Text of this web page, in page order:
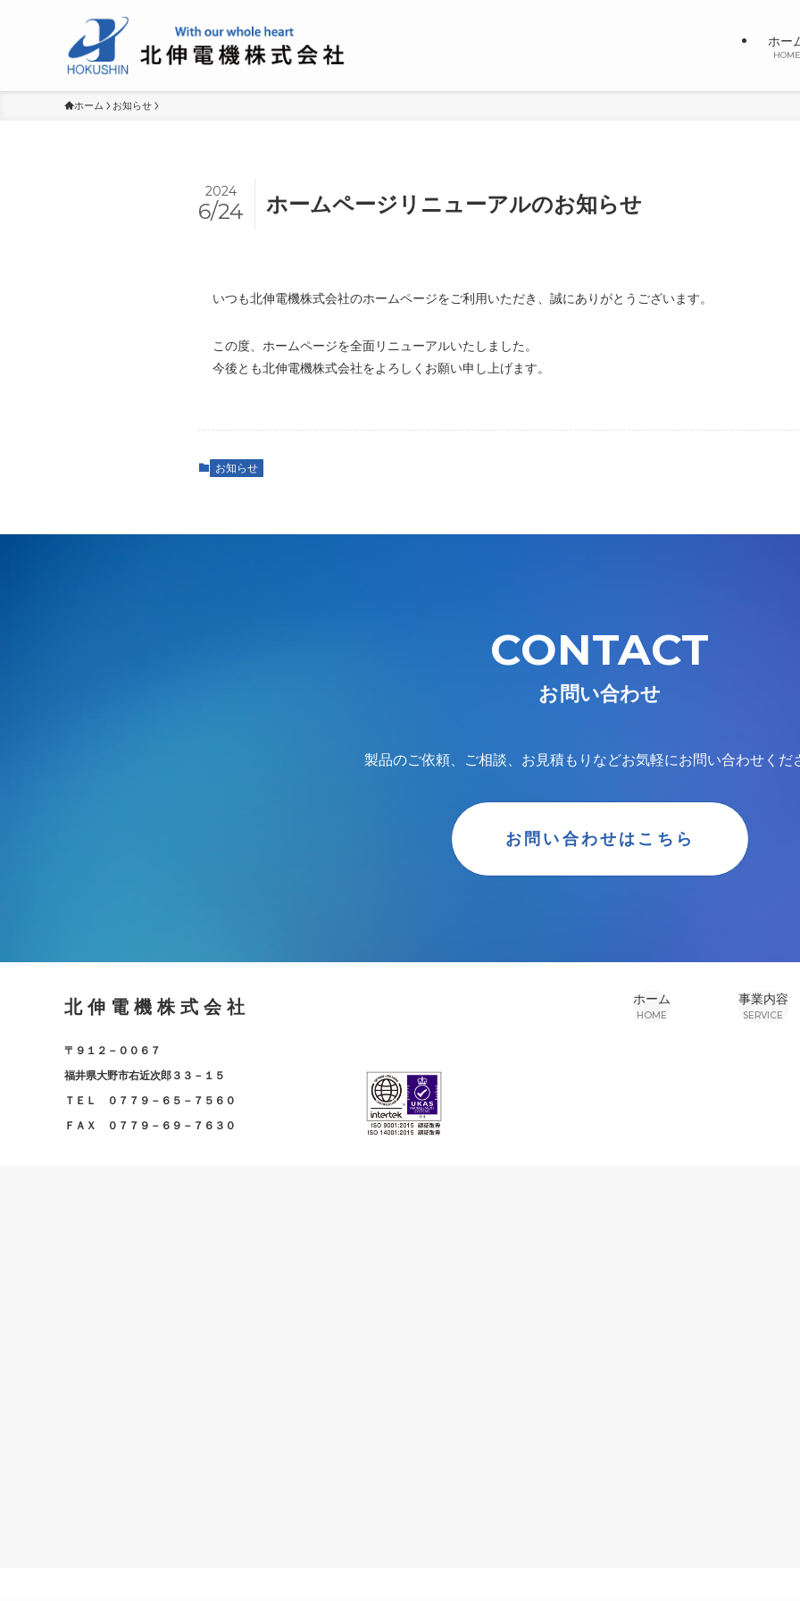
ホー
HOME
ホーム お知らせ
ホームページリニューアルのお知らせ
2024
6/24
いつも北伸電機株式会社のホームページをご利用いただき、誠にありがとうございます。
この度、ホームページを全面リニューアルいたしました。
今後とも北伸電機株式会社をよろしくお願い申し上げます。
お知らせ
CONTACT
お問い合わせ
製品のご依頼、ご相談、お見積もりなどお気軽にお問い合わせくだ
お問い合わせはこちら
北 伸 電 機 株 式 会 社
〒９１２－００６７
福井県大野市右近次郎３３－１５
ＴＥＬ ０７７９－６５－７５６０
ＦＡＸ ０７７９－６９－７６３０
ホーム
HOME
事業内容
SERVICE